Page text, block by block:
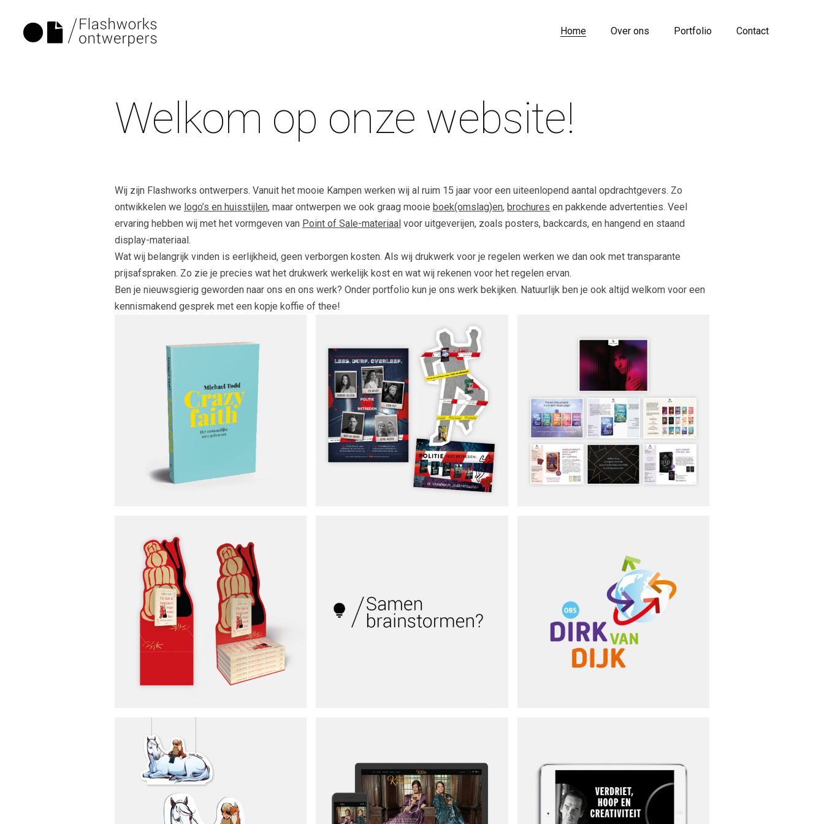
Home Over ons Portfolio Contact
Welkom op onze website!
Wij zijn Flashworks ontwerpers. Vanuit het mooie Kampen werken wij al ruim 15 jaar voor een uiteenlopend aantal opdrachtgevers. Zo
ontwikkelen we logo’s en huisstijlen, maar ontwerpen we ook graag mooie boek(omslag)en, brochures en pakkende advertenties. Veel
ervaring hebben wij met het vormgeven van Point of Sale-materiaal voor uitgeverijen, zoals posters, backcards, en hangend en staand
display-materiaal.
Wat wij belangrijk vinden is eerlijkheid, geen verborgen kosten. Als wij drukwerk voor je regelen werken we dan ook met transparante
prijsafspraken. Zo zie je precies wat het drukwerk werkelijk kost en wat wij rekenen voor het regelen ervan.
Ben je nieuwsgierig geworden naar ons en ons werk? Onder portfolio kun je ons werk bekijken. Natuurlijk ben je ook altijd welkom voor een
kennismakend gesprek met een kopje koffie of thee!